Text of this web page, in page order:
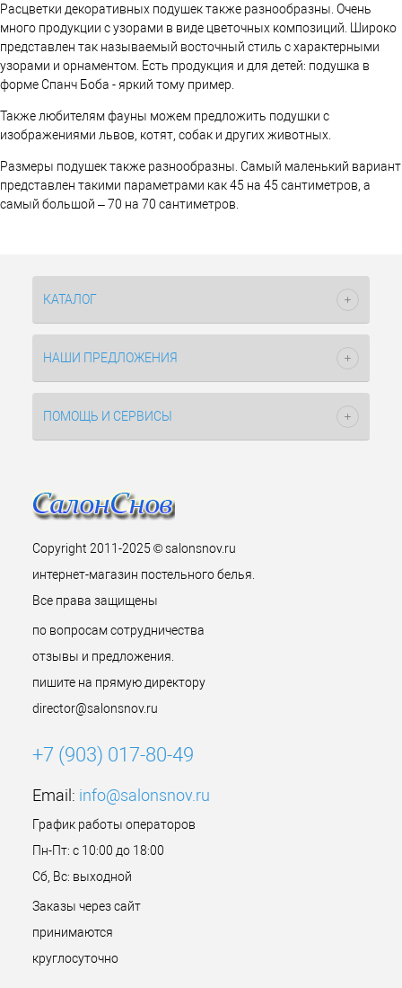
Расцветки декоративных подушек также разнообразны. Очень
много продукции с узорами в виде цветочных композиций. Широко
представлен так называемый восточный стиль с характерными
узорами и орнаментом. Есть продукция и для детей: подушка в
форме Спанч Боба - яркий тому пример.
Также любителям фауны можем предложить подушки с
изображениями львов, котят, собак и других животных.
Размеры подушек также разнообразны. Самый маленький вариант
представлен такими параметрами как 45 на 45 сантиметров, а
самый большой – 70 на 70 сантиметров.
КАТАЛОГ
НАШИ ПРЕДЛОЖЕНИЯ
ПОМОЩЬ И СЕРВИСЫ
Copyright 2011-2025 © salonsnov.ru
интернет-магазин постельного белья.
Все права защищены
по вопросам сотрудничества
отзывы и предложения.
пишите на прямую директору
director@salonsnov.ru
+7 (903) 017-80-49
Email: info@salonsnov.ru
График работы операторов
Пн-Пт: с 10:00 до 18:00
Сб, Вс: выходной
Заказы через сайт
принимаются
круглосуточно